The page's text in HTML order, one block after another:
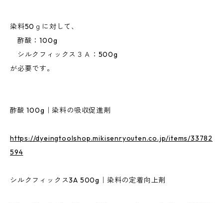
染料50ｇに対して、
酢酸：100g
シルクフィックス３Ａ：500g
が必要です。
酢酸 100g｜染料の吸収促進剤
https://dyeingtoolshop.mikisenryouten.co.jp/items/33782
594
シルクフィックス3A 500g｜染料の定着向上剤